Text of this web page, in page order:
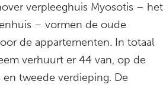
verpleeghuis Myosotis – het
– vormen de oude
de appartementen. In totaal
verhuurt er 44 van, op de
tweede verdieping. De